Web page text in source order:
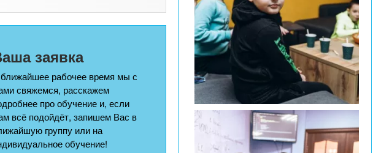
заявка
рабочее время мы с
свяжемся, расскажем
про обучение и, если
всё подойдёт, запишем Вас в
группу или на
обучение!